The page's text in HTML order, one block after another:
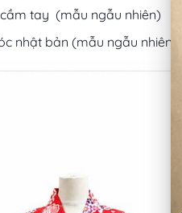
tay (mẫu ngẫu nhiên)
nhật bản (mẫu ngẫu nhiên)